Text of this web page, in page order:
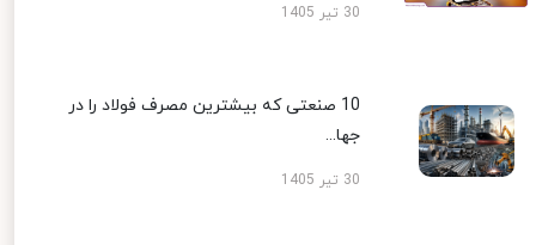
30 تیر 1405
10 صنعتی که بیشترین مصرف فولاد را در
جها...
30 تیر 1405